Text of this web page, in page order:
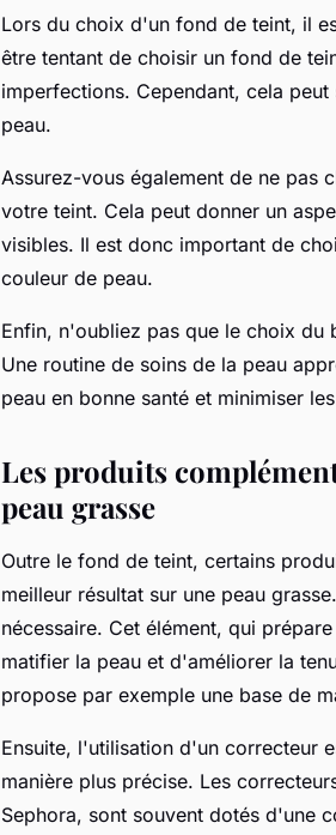
Lors du choix d'un fond de teint, il
être tentant de choisir un fond de
imperfections. Cependant, cela
peau.
Assurez-vous également de ne
votre teint. Cela peut donner un
visibles. Il est donc important de
couleur de peau.
Enfin, n'oubliez pas que le choix
Une routine de soins de la peau
peau en bonne santé et minimiser
Les produits
peau grasse
Outre le fond de teint, certains
meilleur résultat sur une peau grasse
nécessaire. Cet élément, qui
matifier la peau et d'améliorer la
propose par exemple une base de
Ensuite, l'utilisation d'un correcteur
manière plus précise. Les
Sephora, sont souvent dotés d'une